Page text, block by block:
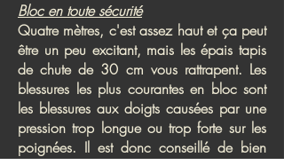
Bloc en toute sécurité
Quatre mètres, c'est assez haut et ça peut
être un peu excitant, mais les épais tapis
de chute de 30 cm vous rattrapent. Les
blessures les plus courantes en bloc sont
les blessures aux doigts causées par une
pression trop longue ou trop forte sur les
poignées. Il est donc conseillé de bien